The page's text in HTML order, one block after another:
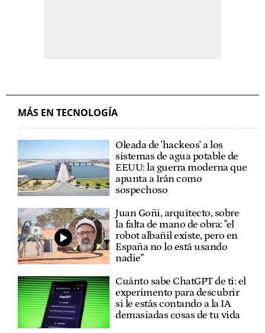
MÁS EN TECNOLOGÍA
Oleada de 'hackeos' a los
sistemas de agua potable de
EEUU: la guerra moderna que
apunta a Irán como
sospechoso
Juan Goñi, arquitecto, sobre
la falta de mano de obra: "el
robot albañil existe, pero en
España no lo está usando
nadie"
Cuánto sabe ChatGPT de ti: el
experimento para descubrir
si le estás contando a la IA
demasiadas cosas de tu vida